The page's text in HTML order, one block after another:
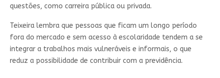
questões, como carreira pública ou privada.
Teixeira lembra que pessoas que ficam um longo período
fora do mercado e sem acesso à escolaridade tendem a se
integrar a trabalhos mais vulneráveis e informais, o que
reduz a possibilidade de contribuir com a previdência.